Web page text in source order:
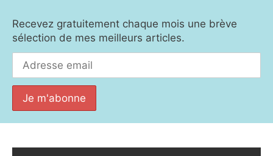
Recevez gratuitement chaque mois une brève
sélection de mes meilleurs articles.